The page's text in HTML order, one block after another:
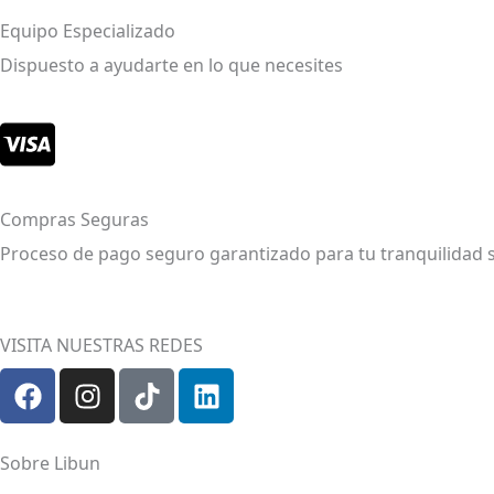
Equipo Especializado
Dispuesto a ayudarte en lo que necesites
Compras Seguras
Proceso de pago seguro garantizado para tu tranquilidad
VISITA NUESTRAS REDES
F
a
c
e
I
n
s
t
T
i
k
L
i
n
Sobre Libun